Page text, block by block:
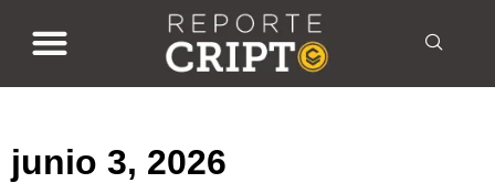
junio 3, 2026